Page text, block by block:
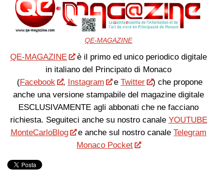
QE-MAGAZINE
QE-MAGAZINE
è il primo ed unico periodico digitale
in italiano del Principato di Monaco
(Facebook , Instagram eTwitter
) che propone
anche una versione stampabile del magazine digitale
ESCLUSIVAMENTE agli abbonati che ne facciano
richiesta. Seguiteci anche su nostro canale YOUTUBE
MonteCarloBlog
e anche sul nostro canaleTelegram
Monaco Pocket